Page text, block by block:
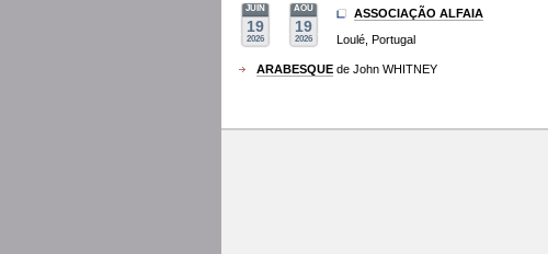
JUIN
19
2026
AOU
19
2026
ASSOCIAÇÃO ALFAIA
Loulé, Portugal
ARABESQUE de John WHITNEY